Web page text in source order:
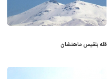
قله بلقیس ماهنشان